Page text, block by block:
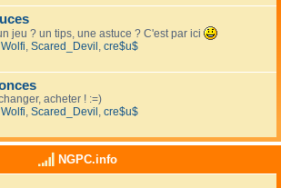
jeu ? un tips, une astuce ? C'est par ici
Wolfi, Scared_Devil , cre$u$
acheter ! :=)
Wolfi, Scared_Devil , cre$u$
NGPC.info